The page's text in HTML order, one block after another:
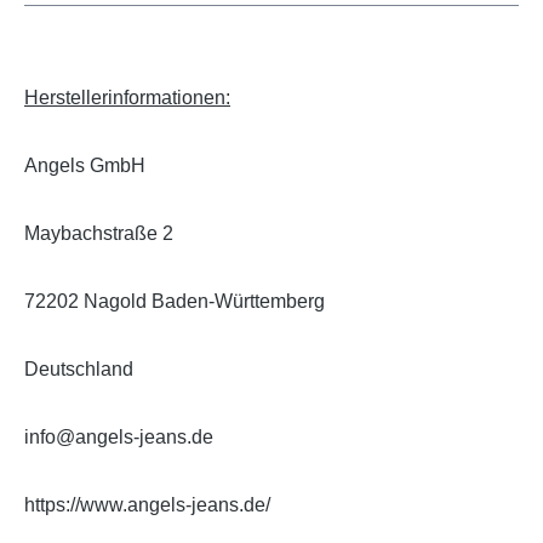
Herstellerinformationen:
Angels GmbH
Maybachstraße 2
72202 Nagold Baden-Württemberg
Deutschland
info@angels-jeans.de
https://www.angels-jeans.de/